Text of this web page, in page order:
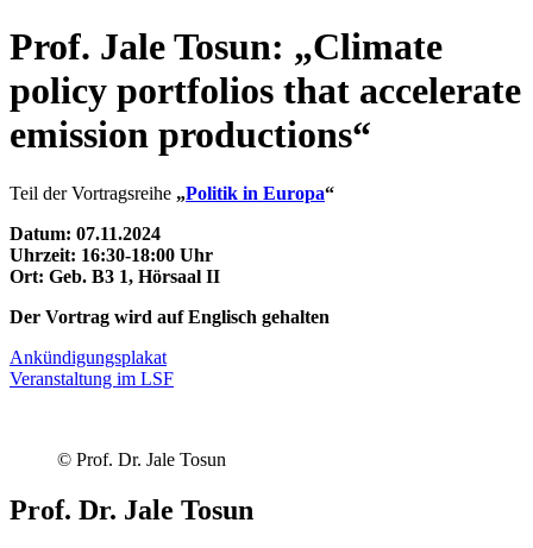
Prof. Jale Tosun: „Climate
policy portfolios that accelerate
emission productions“
Teil der Vortragsreihe „Politik in Europa“
Datum: 07.11.2024
Uhrzeit: 16:30-18:00 Uhr
Ort: Geb. B3 1, Hörsaal II
Der Vortrag wird auf Englisch gehalten
Ankündigungsplakat
Veranstaltung im LSF
© Prof. Dr. Jale Tosun
Prof. Dr. Jale Tosun